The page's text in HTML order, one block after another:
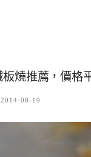
燒推薦，價格
2014-08-19